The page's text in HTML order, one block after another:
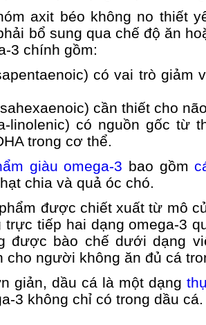
axit béo không no thiết
bổ sung qua chế độ ăn
3 chính gồm:
có vai trò giảm
cần thiết cho
linolenic) có nguồn gốc từ
trong cơ thể.
giàu omega-3 bao gồm
chia và quả óc chó.
được chiết xuất từ mô
trực tiếp hai dạng omega-3
được bào chế dưới dạng
cho người không ăn đủ cá
giản, dầu cá là một dạng
3 không chỉ có trong dầu cá.